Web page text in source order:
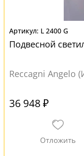
L 2400 G
Подвесной
Reccagni Angelo
36 948 ₽